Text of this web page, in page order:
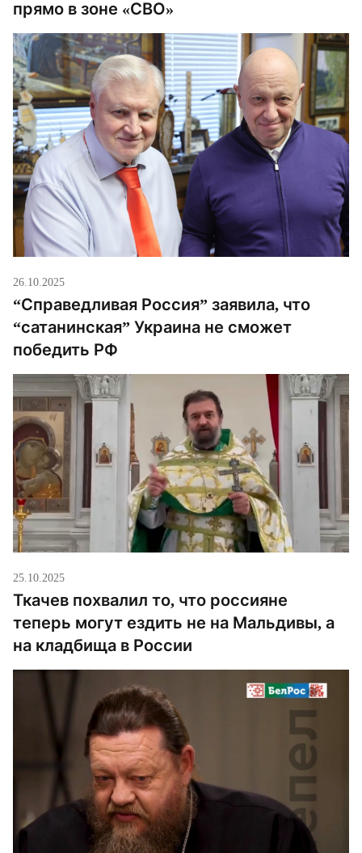
прямо в зоне «СВО»
26.10.2025
“Справедливая Россия” заявила, что
“сатанинская” Украина не сможет
победить РФ
25.10.2025
Ткачев похвалил то, что россияне
теперь могут ездить не на Мальдивы, а
на кладбища в России